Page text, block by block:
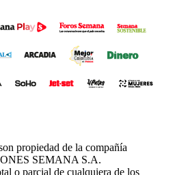
propiedad de la compañía
SEMANA S.A.
o parcial de cualquiera de los